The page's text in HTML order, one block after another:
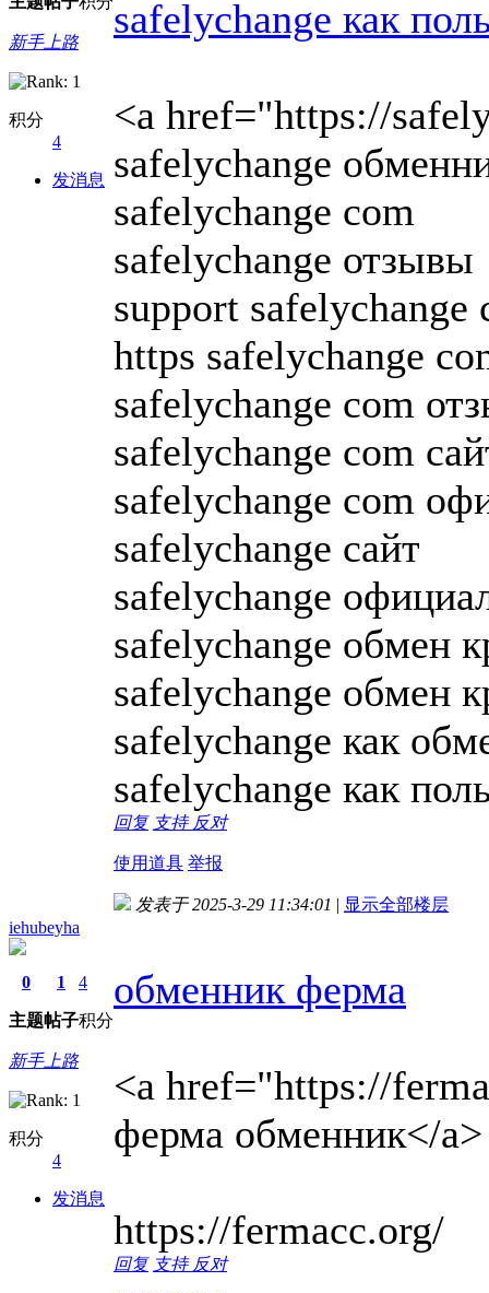
新手上路
积分
4
发消息
safelychange как
<a href="https://
safelychange
safelychange com
safelychange отзывы
support safelychange
https safelychange
safelychange com
safelychange com
safelychange com
safelychange сайт
safelychange
safelychange обмен
safelychange обмен
safelychange как
safelychange как
回复 支持 反对
使用道具 举报
iehubeyha
0
主题
1
帖子
4
积分
新手上路
积分
4
发消息
发表于 2025-3-29 11:34:01 | 显示全部楼层
обменник ферма
<a href="https://
ферма обменник</a>
https://fermacc.org/
回复 支持 反对